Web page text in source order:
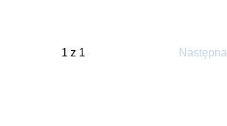
1 z 1 Następna